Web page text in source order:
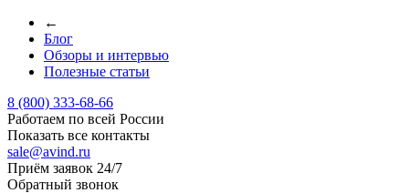
←
Блог
Обзоры и интервью
Полезные статьи
8 (800) 333-68-66
Работаем по всей России
Показать все контакты
sale@avind.ru
Приём заявок 24/7
Обратный звонок